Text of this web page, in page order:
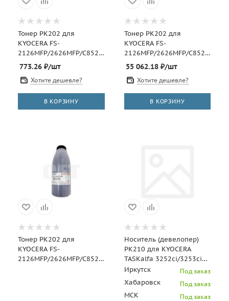
Тонер PK202 для
KYOCERA FS-
2126MFP/2626MFP/C8525MFP
(Japan) Cyan, 100г/бут,
(унив.), OSP0202C-100
773.26 ₽/шт
Хотите дешевле?
В КОРЗИНУ
Тонер PK202 для
KYOCERA FS-
2126MFP/2626MFP/C8525MFP
(Japan) Black, 10кг/
мешок, (унив.), OSP0202K
55 062.18₽/шт
Хотите дешевле?
В КОРЗИНУ
Тонер PK202 для
KYOCERA FS-
2126MFP/2626MFP/C8525MFP
Носитель (девелопер)
PK210 для KYOCERA
TASKalfa 3252ci/3253ci
(Japan), 20кг/мешок,
OSP0210D20KG
Иркутск Под заказ
Хабаровск Под заказ
МСК Под заказ